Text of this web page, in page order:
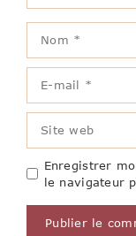
mail
web
Enregistrer
le navigateur